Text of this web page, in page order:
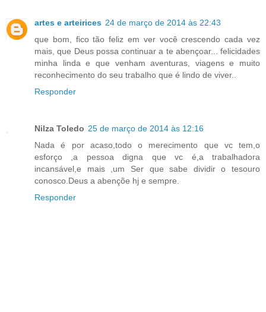
artes e arteirices 24 de março de 2014 às 22:43
que bom, fico tão feliz em ver você crescendo cada vez
mais, que Deus possa continuar a te abençoar... felicidades
minha linda e que venham aventuras, viagens e muito
reconhecimento do seu trabalho que é lindo de viver..
Responder
Nilza Toledo 25 de março de 2014 às 12:16
Nada é por acaso,todo o merecimento que vc tem,o
esforço ,a pessoa digna que vc é,a trabalhadora
incansável,e mais ,um Ser que sabe dividir o tesouro
conosco.Deus a abençõe hj e sempre.
Responder